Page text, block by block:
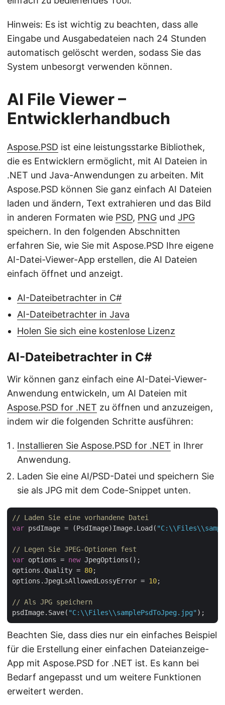
Hinweis: Es ist wichtig zu beachten, dass alle
Eingabe und Ausgabedateien nach 24 Stunden
automatisch gelöscht werden, sodass Sie das
System unbesorgt verwenden können.
AI File Viewer –
Entwicklerhandbuch
Aspose.PSD ist eine leistungsstarke Bibliothek,
die es Entwicklern ermöglicht, mit AI Dateien in
.NET und Java-Anwendungen zu arbeiten. Mit
Aspose.PSD können Sie ganz einfach AI Dateien
laden und ändern, Text extrahieren und das Bild
in anderen Formaten wie PSD, PNG und JPG
speichern. In den folgenden Abschnitten
erfahren Sie, wie Sie mit Aspose.PSD Ihre eigene
AI-Datei-Viewer-App erstellen, die AI Dateien
einfach öffnet und anzeigt.
AI-Dateibetrachter in C#
AI-Dateibetrachter in Java
Holen Sie sich eine kostenlose Lizenz
AI-Dateibetrachter in C#
Wir können ganz einfach eine AI-Datei-Viewer-
Anwendung entwickeln, um AI Dateien mit
Aspose.PSD for .NET zu öffnen und anzuzeigen,
indem wir die folgenden Schritte ausführen:
Installieren Sie Aspose.PSD for .NET in Ihrer
Anwendung.
Laden Sie eine AI/PSD-Datei und speichern Sie
sie als JPG mit dem Code-Snippet unten.
// Laden Sie eine vorhandene Datei
var psdImage = (PsdImage)Image.Load(
// Legen Sie JPEG-Optionen fest
var options = new JpegOptions();
options.Quality = 80;
options.JpegLsAllowedLossyError = 10;
// Als JPG speichern
psdImage.Save( "C:\\Files\\samplePsdToJpeg.jpg"
Beachten Sie, dass dies nur ein einfaches Beispiel
für die Erstellung einer einfachen Dateianzeige-
App mit Aspose.PSD for .NET ist. Es kann bei
Bedarf angepasst und um weitere Funktionen
erweitert werden.